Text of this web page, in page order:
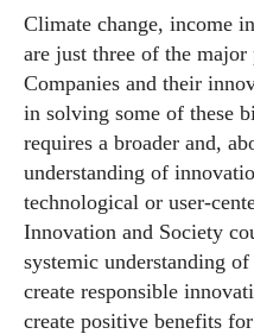
Climate change, income
are just three of the
Companies and their
in solving some of these
requires a broader and,
understanding of
technological or user-
Innovation and Society
systemic understanding
create responsible
create positive benefits